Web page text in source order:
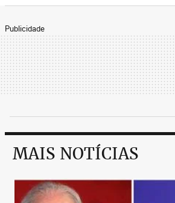
Publicidade
MAIS NOTÍCIAS